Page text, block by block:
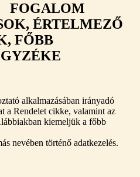
ÉRTELMEZŐ
FŐBB
alkalmazásában irányadó
a Rendelet cikke, valamint az
kiemeljük a főbb
nevében történő adatkezelés.